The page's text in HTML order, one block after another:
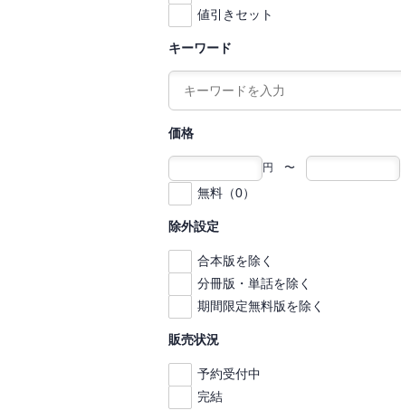
値引きセット
キーワード
価格
円 〜
無料（0）
除外設定
合本版を除く
分冊版・単話を除く
期間限定無料版を除く
販売状況
予約受付中
完結